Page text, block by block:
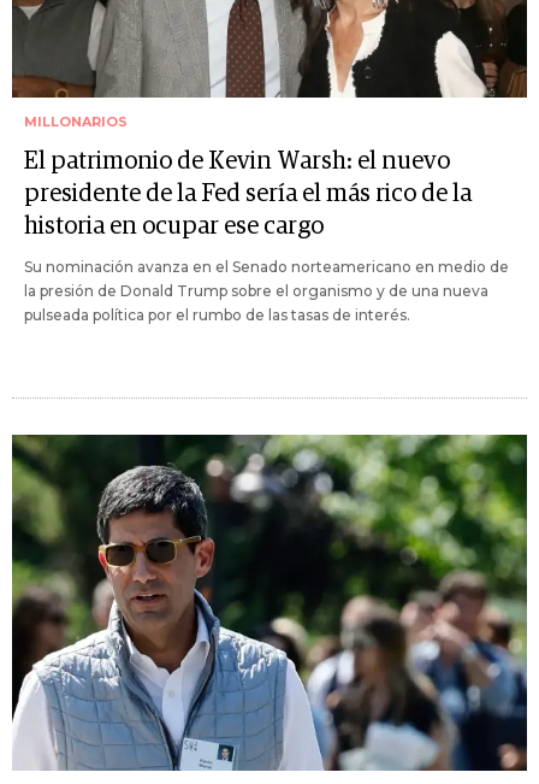
MILLONARIOS
El patrimonio de Kevin Warsh: el nuevo
presidente de la Fed sería el más rico de la
historia en ocupar ese cargo
Su nominación avanza en el Senado norteamericano en medio de
la presión de Donald Trump sobre el organismo y de una nueva
pulseada política por el rumbo de las tasas de interés.